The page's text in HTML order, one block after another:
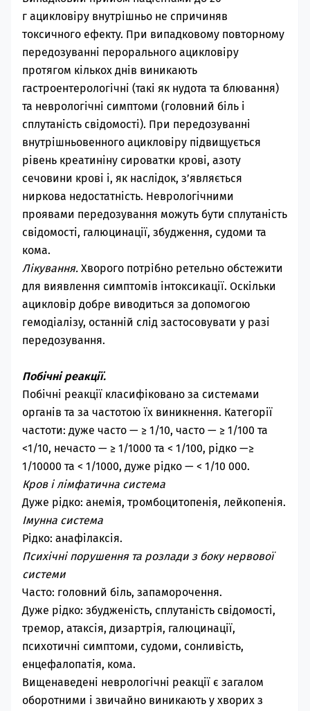
г ацикловіру внутрішньо не спричиняв
токсичного ефекту. При випадковому повторному
передозуванні перорального ацикловіру
протягом кількох днів виникають
гастроентерологічні (такі як нудота та блювання)
та неврологічні симптоми (головний біль і
сплутаність свідомості). При передозуванні
внутрішньовенного ацикловіру підвищується
рівень креатиніну сироватки крові, азоту
сечовини крові і, як наслідок, з’являється
ниркова недостатність. Неврологічними
проявами передозування можуть бути сплутаність
свідомості, галюцинації, збудження, судоми та
кома.
Лікування. Хворого потрібно ретельно обстежити
для виявлення симптомів інтоксикації. Оскільки
ацикловір добре виводиться за допомогою
гемодіалізу, останній слід застосовувати у разі
передозування.
Побічні реакції.
Побічні реакції класифіковано за системами
органів та за частотою їх виникнення. Категорії
частоти: дуже часто — ≥ 1/10, часто — ≥ 1/100 та
<1/10, нечасто — ≥ 1/1000 та < 1/100, рідко —≥
1/10000 та < 1/1000, дуже рідко — < 1/10 000.
Кров і лімфатична система
Дуже рідко: анемія, тромбоцитопенія, лейкопенія.
Імунна система
Рідко: анафілаксія.
Психічні порушення та розлади з боку нервової
системи
Часто: головний біль, запаморочення.
Дуже рідко: збудженість, сплутаність свідомості,
тремор, атаксія, дизартрія, галюцинації,
психотичні симптоми, судоми, сонливість,
енцефалопатія, кома.
Вищенаведені неврологічні реакції є загалом
оборотними і звичайно виникають у хворих з